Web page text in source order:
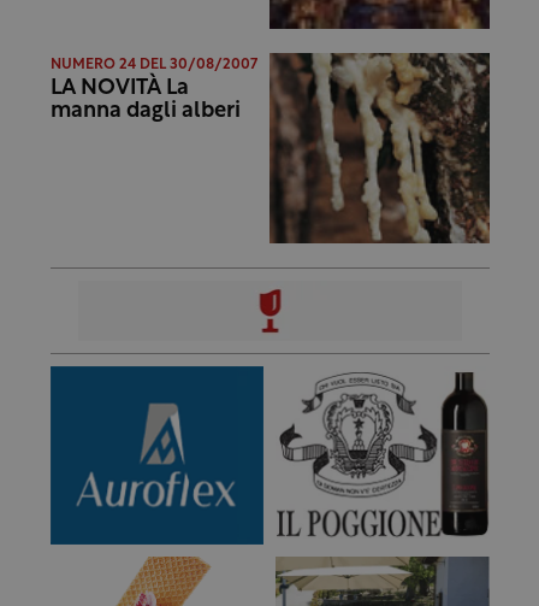
NUMERO 24 DEL 30/08/2007
LA NOVITÀ La
manna dagli alberi